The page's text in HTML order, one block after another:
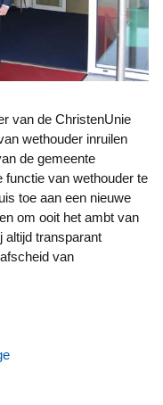
wethouder inruilen
de gemeente
functie van wethouder te
toe aan een nieuwe
om ooit het ambt van
altijd transparant
van